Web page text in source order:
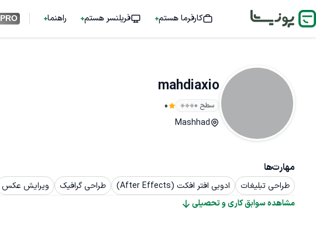
کارفرما هستم فریلنسر هستم راهنما PRO
mahdiaxio
سطح ۰ 0
Mashhad
مهارت‌ها
طراحی تبلیغات ادوبی افتر افکت (After Effects) طراحی گرافیک ویرایش عکس
مشاهده سوابق کاری و تحصیلی